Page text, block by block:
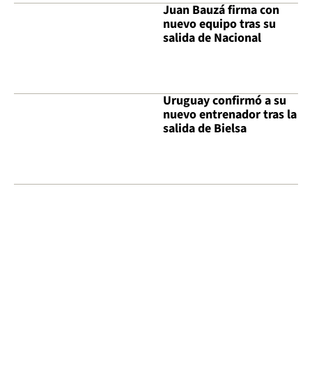
Juan Bauzá firma con
nuevo equipo tras su
salida de Nacional
Uruguay confirmó a su
nuevo entrenador tras la
salida de Bielsa